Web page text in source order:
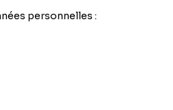
personnelles :